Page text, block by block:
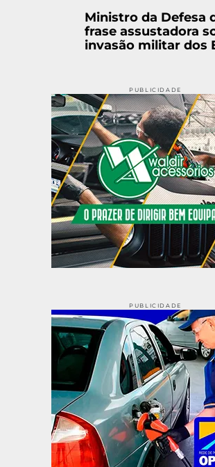
Ministro da Defesa
frase assustadora
invasão militar dos
PUBLICIDADE
PUBLICIDADE